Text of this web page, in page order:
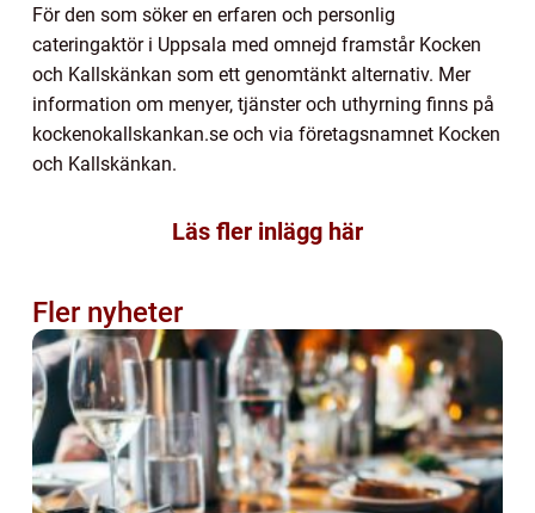
För den som söker en erfaren och personlig
cateringaktör i Uppsala med omnejd framstår Kocken
och Kallskänkan som ett genomtänkt alternativ. Mer
information om menyer, tjänster och uthyrning finns på
kockenokallskankan.se och via företagsnamnet Kocken
och Kallskänkan.
Läs fler inlägg här
Fler nyheter